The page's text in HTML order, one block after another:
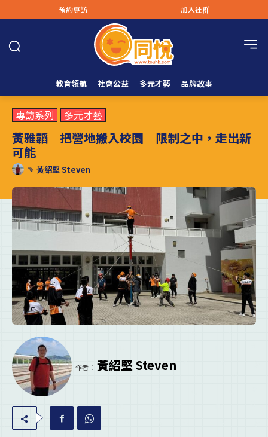
預約專訪 加入社群
教育領航 社會公益 多元才藝 品牌故事
專訪系列 多元才藝
黃雅韜｜把營地搬入校園｜限制之中，走出新
可能
✎ 黃紹堅 Steven
作者： 黃紹堅 Steven